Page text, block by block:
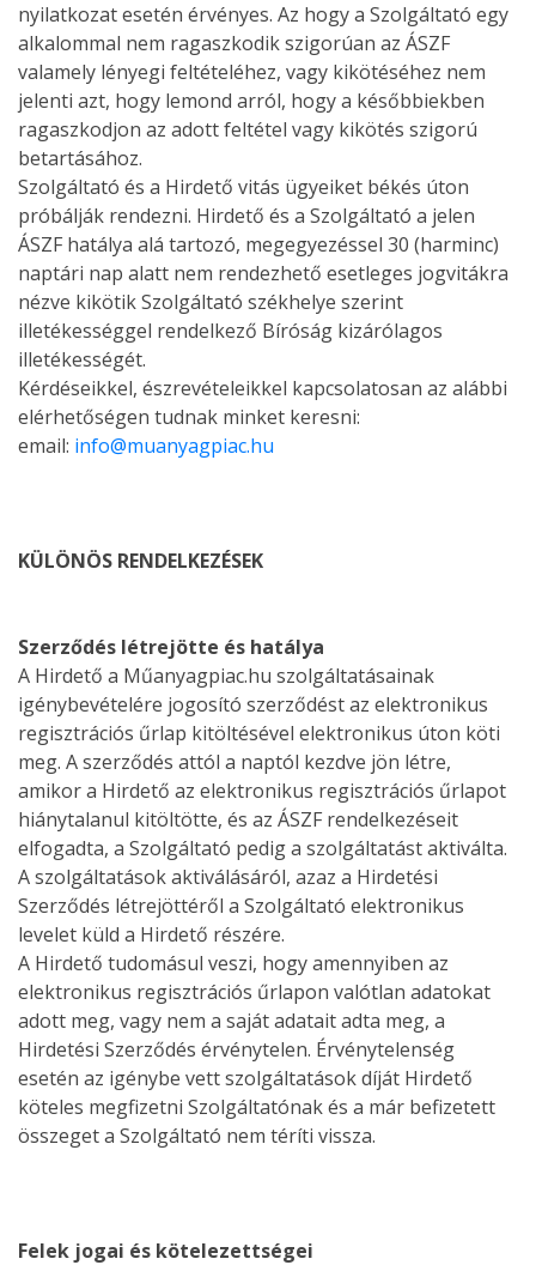
nyilatkozat esetén érvényes. Az hogy a Szolgáltató egy
alkalommal nem ragaszkodik szigorúan az ÁSZF
valamely lényegi feltételéhez, vagy kikötéséhez nem
jelenti azt, hogy lemond arról, hogy a későbbiekben
ragaszkodjon az adott feltétel vagy kikötés szigorú
betartásához.
Szolgáltató és a Hirdető vitás ügyeiket békés úton
próbálják rendezni. Hirdető és a Szolgáltató a jelen
ÁSZF hatálya alá tartozó, megegyezéssel 30 (harminc)
naptári nap alatt nem rendezhető esetleges jogvitákra
nézve kikötik Szolgáltató székhelye szerint
illetékességgel rendelkező Bíróság kizárólagos
illetékességét.
Kérdéseikkel, észrevételeikkel kapcsolatosan az alábbi
elérhetőségen tudnak minket keresni:
email: info@muanyagpiac.hu
KÜLÖNÖS RENDELKEZÉSEK
Szerződés létrejötte és hatálya
A Hirdető a Műanyagpiac.hu szolgáltatásainak
igénybevételére jogosító szerződést az elektronikus
regisztrációs űrlap kitöltésével elektronikus úton köti
meg. A szerződés attól a naptól kezdve jön létre,
amikor a Hirdető az elektronikus regisztrációs űrlapot
hiánytalanul kitöltötte, és az ÁSZF rendelkezéseit
elfogadta, a Szolgáltató pedig a szolgáltatást aktiválta.
A szolgáltatások aktiválásáról, azaz a Hirdetési
Szerződés létrejöttéről a Szolgáltató elektronikus
levelet küld a Hirdető részére.
A Hirdető tudomásul veszi, hogy amennyiben az
elektronikus regisztrációs űrlapon valótlan adatokat
adott meg, vagy nem a saját adatait adta meg, a
Hirdetési Szerződés érvénytelen. Érvénytelenség
esetén az igénybe vett szolgáltatások díját Hirdető
köteles megfizetni Szolgáltatónak és a már befizetett
összeget a Szolgáltató nem téríti vissza.
Felek jogai és kötelezettségei